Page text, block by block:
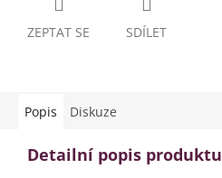
ZEPTAT SE SDÍLET
Popis Diskuze
Detailní popis produktu